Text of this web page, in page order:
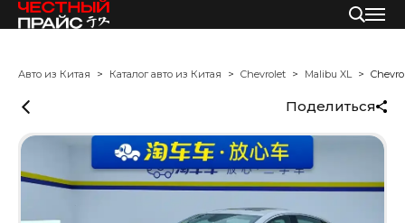
Авто из Китая Каталог авто из Китая Chevrolet Malibu XL
Поделиться